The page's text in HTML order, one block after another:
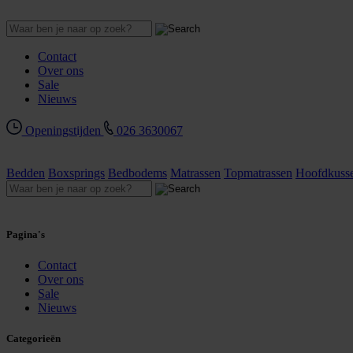
Contact
Over ons
Sale
Nieuws
Openingstijden 026 3630067
Bedden Boxsprings Bedbodems Matrassen Topmatrassen
Pagina's
Contact
Over ons
Sale
Nieuws
Categorieën